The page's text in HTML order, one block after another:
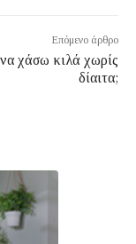
Επόμενο άρθρο
χάσω κιλά χωρίς
δίαιτα;